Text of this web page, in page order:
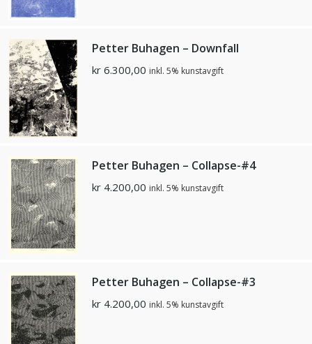
Petter Buhagen – Downfall
kr 6.300,00 inkl. 5% kunstavgift
Petter Buhagen – Collapse-#4
kr 4.200,00 inkl. 5% kunstavgift
Petter Buhagen – Collapse-#3
kr 4.200,00 inkl. 5% kunstavgift